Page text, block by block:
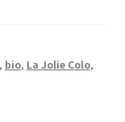
, bio, La Jolie Colo,